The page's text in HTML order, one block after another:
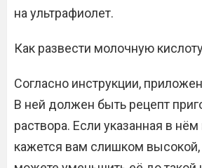
на ультрафиолет.
Как развести молочную
Согласно инструкции,
В ней должен быть рецепт
раствора. Если указанная в
кажется вам слишком